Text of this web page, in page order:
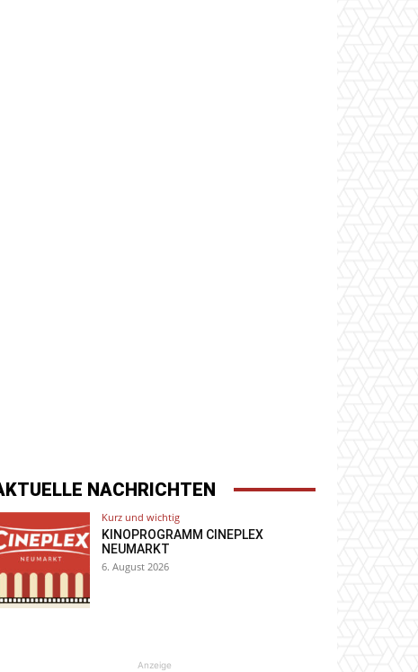
NACHRICHTEN
Kurz und wichtig
KINOPROGRAMM CINEPLEX
NEUMARKT
6. August 2026
Anzeige